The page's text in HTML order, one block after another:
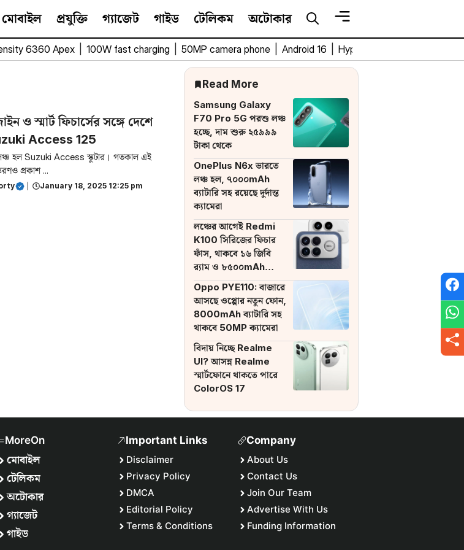
মোবাইল প্রযুক্তি গ্যাজেট গাইড টেলিকম অটোকার
6360 Apex 100W fast charging 50MP camera phone Android 16 HyperOS 3
ও স্মার্ট ফিচার্সের সঙ্গে দেশে
Access 125
হল Suzuki Access স্কুটার। গতকাল এই
প্রকাশ ...
January 18, 2025 12:25 pm
Read More
Samsung Galaxy
F70 Pro 5G পরশু লঞ্চ
হচ্ছে, দাম শুরু ২৫৯৯৯
টাকা থেকে
OnePlus N6x ভারতে
লঞ্চ হল, ৭০০০mAh
ব্যাটারি সহ রয়েছে দুর্দান্ত
ক্যামেরা
লঞ্চের আগেই Redmi
K100 সিরিজের ফিচার
ফাঁস, থাকবে ১৬ জিবি
র‌্যাম ও ৮৫০০mAh
ব্যাটারি
Oppo PYE110: বাজারে
আসছে ওপ্পোর নতুন ফোন,
8000mAh ব্যাটারি সহ
থাকবে 50MP ক্যামেরা
বিদায় নিচ্ছে Realme
UI? আসন্ন Realme
স্মার্টফোনে থাকতে পারে
ColorOS 17
MoreOn
মোবাইল
টেলিকম
অটোকার
গ্যাজেট
গাইড
Important Links
Disclaimer
Privacy Policy
DMCA
Editorial Policy
Terms & Conditions
Company
About Us
Contact Us
Join Our Team
Advertise With Us
Funding Information